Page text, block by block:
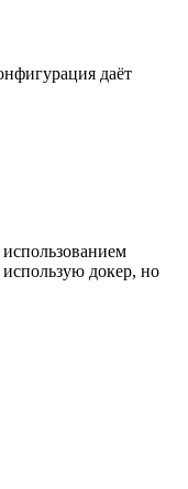
даёт
докер, но